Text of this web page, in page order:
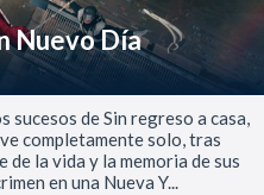
Nuevo Día
sucesos de Sin regreso a casa,
completamente solo, tras
la vida y la memoria de sus
en una Nueva Y...